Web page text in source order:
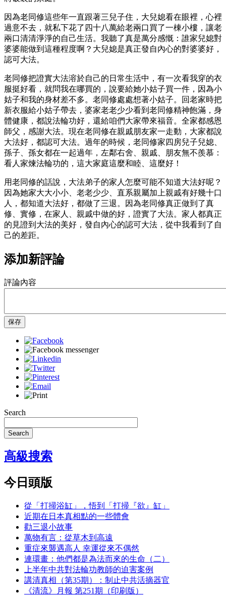
因為老同修這些年一直跟著三兒子住，大兒媳看在眼裡，心裡
過意不去，就私下花了四十八萬給老兩口買了一棟小樓，讓老
兩口清清淨淨的自己生活。我聽了真是萬分感慨：誰家兒媳對
婆婆能做到這種程度啊？大兒媳是真正發自內心的對婆婆好，
認可大法。
老同修把證實大法溶於自己的日常生活中，有一次看我穿的衣
服挺好看，就問我在哪買的，說要給她小姑子買一件，因為小
姑子和我的身材差不多。老同修處處想著小姑子。回老家時把
新衣服給小姑子帶去，婆家老老少少看到老同修精神飽滿，身
體健康，都說法輪功好，還給咱們大家帶來福音。全家都感恩
師父，感謝大法。現在老同修在親戚朋友家一走動，大家都說
大法好，都認可大法。過年的時候，老同修家四房兒子兒媳、
孫子、孫女都在一起過年，左鄰右舍、親戚、朋友無不羨慕：
看人家煉法輪功的，這大家庭這麼和睦、這麼好！
用老同修的話說，大法弟子的家人怎麼可能不知道大法好呢？
因為她家大大小小、老老少少、直系親屬加上親戚有好幾十口
人，都知道大法好，都做了三退。因為老同修真正做到了真
修、實修，在家人、親戚中做的好，證實了大法。家人都真正
的見證到大法的美好，發自內心的認可大法，從中我看到了自
己的差距。
添加新評論
評論內容
保存
Search
Search
高級搜索
今日頭版
從「打掃浴缸」，悟到「打掃『欲』缸」
近期在日本真相點的一些體會
勸三退小故事
萬物有言：從草木到高遠
重症來襲遇高人 幸運從來不偶然
連環畫：他們都是為法而來的生命（二）
上半年中共對法輪功教師的迫害案例
講清真相（第35期）：制止中共活摘器官
《清流》月報 第251期（印刷版）